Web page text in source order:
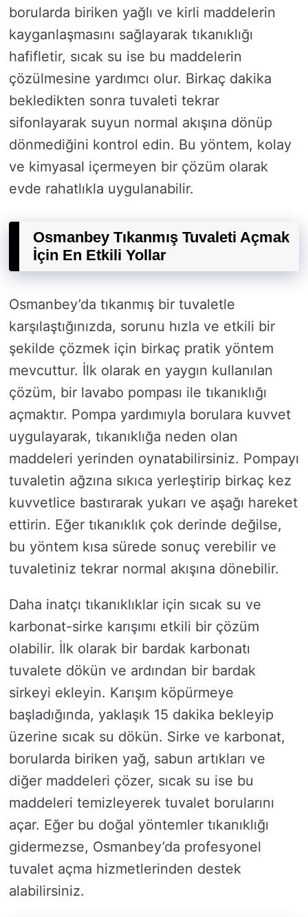
borularda biriken yağlı ve kirli maddelerin
kayganlaşmasını sağlayarak tıkanıklığı
hafifletir, sıcak su ise bu maddelerin
çözülmesine yardımcı olur. Birkaç dakika
bekledikten sonra tuvaleti tekrar
sifonlayarak suyun normal akışına dönüp
dönmediğini kontrol edin. Bu yöntem, kolay
ve kimyasal içermeyen bir çözüm olarak
evde rahatlıkla uygulanabilir.
Osmanbey Tıkanmış Tuvaleti Açmak
İçin En Etkili Yollar
Osmanbey’da tıkanmış bir tuvaletle
karşılaştığınızda, sorunu hızla ve etkili bir
şekilde çözmek için birkaç pratik yöntem
mevcuttur. İlk olarak en yaygın kullanılan
çözüm, bir lavabo pompası ile tıkanıklığı
açmaktır. Pompa yardımıyla borulara kuvvet
uygulayarak, tıkanıklığa neden olan
maddeleri yerinden oynatabilirsiniz. Pompayı
tuvaletin ağzına sıkıca yerleştirip birkaç kez
kuvvetlice bastırarak yukarı ve aşağı hareket
ettirin. Eğer tıkanıklık çok derinde değilse,
bu yöntem kısa sürede sonuç verebilir ve
tuvaletiniz tekrar normal akışına dönebilir.
Daha inatçı tıkanıklıklar için sıcak su ve
karbonat-sirke karışımı etkili bir çözüm
olabilir. İlk olarak bir bardak karbonatı
tuvalete dökün ve ardından bir bardak
sirkeyi ekleyin. Karışım köpürmeye
başladığında, yaklaşık 15 dakika bekleyip
üzerine sıcak su dökün. Sirke ve karbonat,
borularda biriken yağ, sabun artıkları ve
diğer maddeleri çözer, sıcak su ise bu
maddeleri temizleyerek tuvalet borularını
açar. Eğer bu doğal yöntemler tıkanıklığı
gidermezse, Osmanbey’da profesyonel
tuvalet açma hizmetlerinden destek
alabilirsiniz.